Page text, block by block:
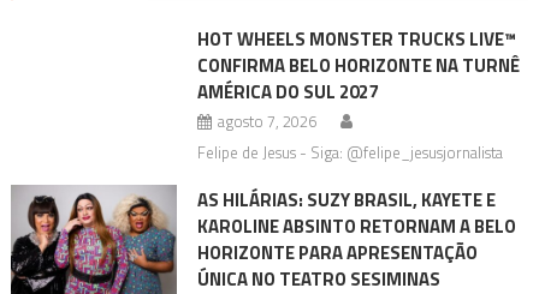
HOT WHEELS MONSTER TRUCKS LIVE™
CONFIRMA BELO HORIZONTE NA TURNÊ
AMÉRICA DO SUL 2027
agosto 7, 2026
Felipe de Jesus - Siga: @felipe_jesusjornalista
AS HILÁRIAS: SUZY BRASIL, KAYETE E
KAROLINE ABSINTO RETORNAM A BELO
HORIZONTE PARA APRESENTAÇÃO
ÚNICA NO TEATRO SESIMINAS